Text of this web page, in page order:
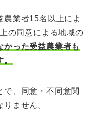
農業者15名以上によ
の同意による地域の
かった受益農業者も
で、同意・不同意関
ません。